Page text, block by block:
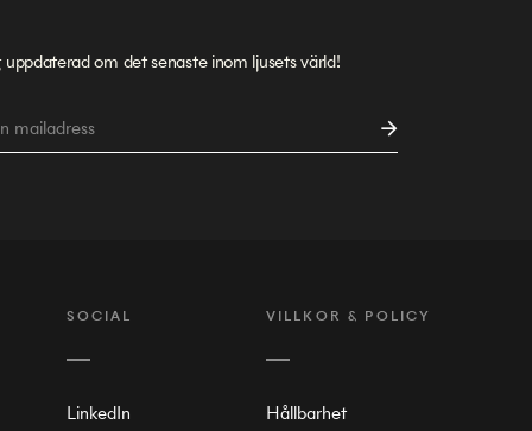
om det senaste inom ljusets värld!
SOCIAL
LinkedIn
VILLKOR & POLICY
Hållbarhet